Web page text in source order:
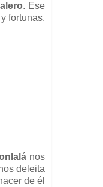
. Ese
fortunas.
nos
deleita
de él